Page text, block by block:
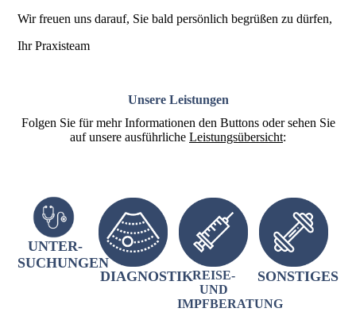
Wir freuen uns darauf, Sie bald persönlich begrüßen zu dürfen,
Ihr Praxisteam
Unsere Leistungen
Folgen Sie für mehr Informationen den Buttons oder sehen Sie
auf unsere ausführliche Leistungsübersicht:
UNTER­
SUCHUNGEN
DIAGNOSTIKREISE-
UND
IMPFBERATUNG
SONSTIGES